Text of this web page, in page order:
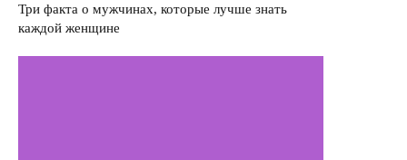
Три факта о мужчинах, которые лучше знать
каждой женщине
Насилие в семье